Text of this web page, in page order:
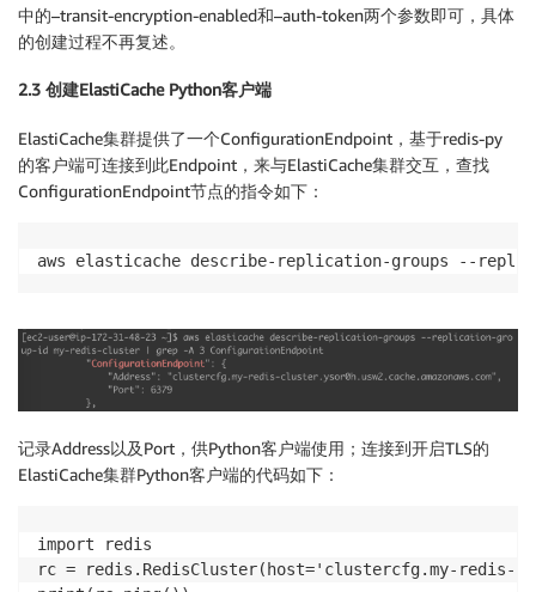
中的–transit-encryption-enabled和–auth-token两个参数即可，具体
的创建过程不再复述。
2.3 创建ElastiCache Python客户端
ElastiCache集群提供了一个ConfigurationEndpoint，基于redis-py
的客户端可连接到此Endpoint，来与ElastiCache集群交互，查找
ConfigurationEndpoint节点的指令如下：
aws elasticache describe-replication-groups --
记录Address以及Port，供Python客户端使用；连接到开启TLS的
ElastiCache集群Python客户端的代码如下：
import redis
rc = redis.RedisCluster(host='clustercfg.my-redis-